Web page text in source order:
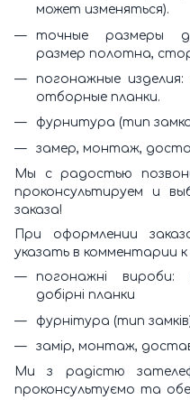
может изменяться).
точные размеры
размер полотна,
погонажные
отборные планки.
фурнитура (тип
замер, монтаж,
Мы с радостью
проконсультируем и
заказа!
При оформлении
указать в комментарии к
погонажні
добірні планки
фурнітура (тип
замір, монтаж,
Ми з радістю
проконсультуємо та